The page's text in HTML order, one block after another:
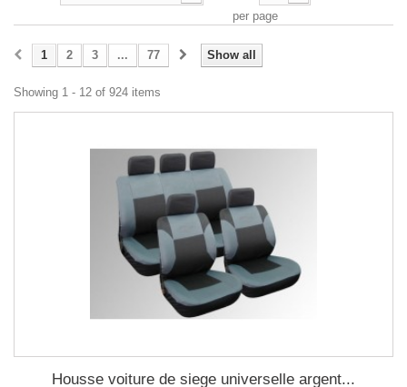
per page
Show all
1 2 3 ... 77
Showing 1 - 12 of 924 items
Housse voiture de siege universelle argent...